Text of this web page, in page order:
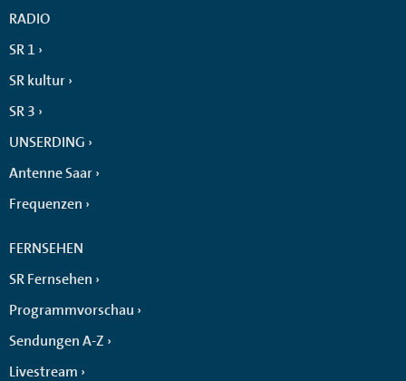
RADIO
SR 1
SR kultur
SR 3
UNSERDING
Antenne Saar
Frequenzen
FERNSEHEN
SR Fernsehen
Programmvorschau
Sendungen A-Z
Livestream